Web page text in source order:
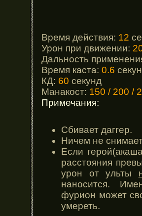
Время действия: 12
Урон при движении:
Дальность
Время каста: 0.6
КД: 60 секунд
Манакост: 150 / 200 /
Примечания:
Сбивает даггер.
Ничем не
Если
расстояния
урон от ульты
наносится.
фурион может
умереть.